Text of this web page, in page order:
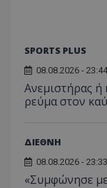
SPORTS PLUS
08.08.2026 - 23:44
Ανεμιστήρας ή
ρεύμα στον
ΔΙΕΘΝΗ
08.08.2026 - 23:33
«Συμφώνησε